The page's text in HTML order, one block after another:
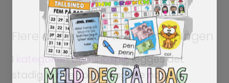
Flere dominospill til undervisningen
I kategorien Dominospill, legges det
stadig til nye spill, til fagene norsk,